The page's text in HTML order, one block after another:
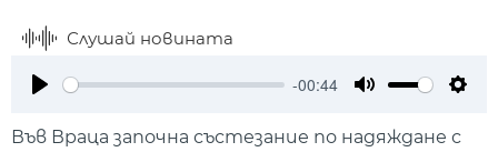
Слушай новината
-00:44
Във Враца започна състезание по надяждане с